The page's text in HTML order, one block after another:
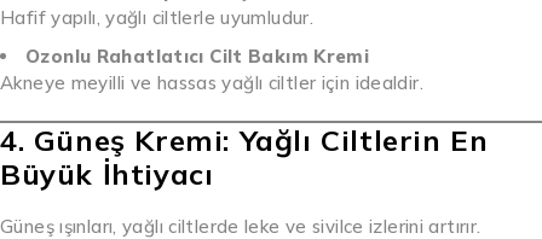
Hafif yapılı, yağlı ciltlerle uyumludur.
Ozonlu Rahatlatıcı Cilt Bakım Kremi
Akneye meyilli ve hassas yağlı ciltler için idealdir.
4. Güneş Kremi: Yağlı Ciltlerin En
Büyük İhtiyacı
Güneş ışınları, yağlı ciltlerde leke ve sivilce izlerini artırır.